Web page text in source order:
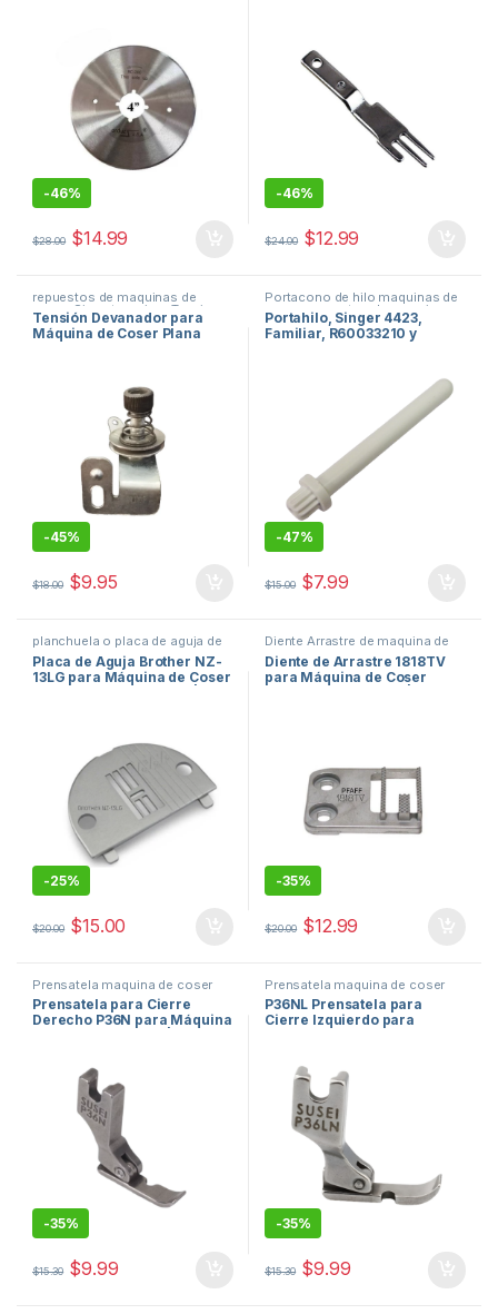
-46%
$28.00 $14.99
-46%
$24.00 $12.99
repuestos de maquinas de
coser, Sin categorizar Tension
de hilo de maquina de coser
Tensión Devanador para
Máquina de Coser Plana
-45%
$18.00 $9.95
Portacono de hilo maquinas de
coser , repuestos de maquinas
de coser
Portahilo, Singer 4423,
Familiar, R60033210 y
-47%
$15.00 $7.99
planchuela o placa de aguja de
maquina de coser, repuestos de
maquinas de coser
Placa de Aguja Brother NZ-
13LG para Máquina de Coser
-25%
$20.00 $15.00
Diente Arrastre de maquina de
coser repuestos de maquinas
de coser
Diente de Arrastre 1818TV
para Máquina de Coser
-35%
$20.00 $12.99
Prensatela maquina de coser
PRESS FOOT repuestos de
maquinas de coser
Prensatela para Cierre
Derecho P36N para Máquina
-35%
$15.30 $9.99
Prensatela maquina de coser
PRESS FOOT repuestos de
maquinas de coser
P36NL Prensatela para
Cierre Izquierdo para
-35%
$15.30 $9.99